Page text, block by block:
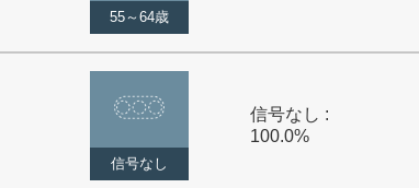
55～64歳
信号なし
信号なし :
100.0%